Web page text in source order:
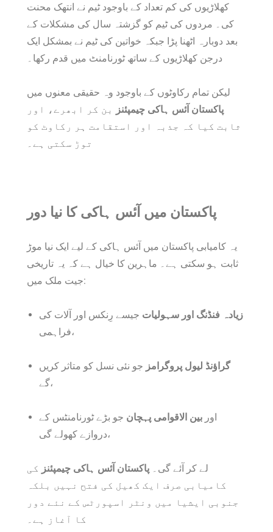
کھلاڑیوں کی کم تعداد کے باوجود ٹیم نے انتھک محنت
کی۔ مردوں کی ٹیم کو گزشتہ سال کی مشکلات کے
بعد دوبارہ اٹھنا پڑا جبکہ خواتین کی ٹیم نے بمشکل ایک
درجن کھلاڑیوں کے ساتھ ٹورنامنٹ میں قدم رکھا۔
لیکن تمام رکاوٹوں کے باوجود وہ حقیقی معنوں میں
پاکستان آئس ہاکی چیمپئنز
بن کر ابھرے، اور
ثابت کیا کہ جذبہ اور استقامت ہر رکاوٹ کو
توڑ سکتی ہے۔
پاکستان میں آئس ہاکی کا نیا دور
یہ کامیابی پاکستان میں آئس ہاکی کے لیے ایک نیا موڑ
ثابت ہو سکتی ہے۔ ماہرین کا خیال ہے کہ یہ تاریخی
جیت ملک میں:
زیادہ فنڈنگ اور سہولیات جیسے رِنکس اور آلات کی
فراہمی،
گراؤنڈ لیول پروگرامز جو نئی نسل کو متاثر کریں
گے،
اور بین الاقوامی پہچان جو بڑے ٹورنامنٹس کے
دروازے کھولے گی،
لے کر آئے گی۔ پاکستان آئس ہاکی چیمپئنز کی
کامیابی صرف ایک کھیل کی فتح نہیں بلکہ
جنوبی ایشیا میں ونٹر اسپورٹس کے نئے دور
کا آغاز ہے۔